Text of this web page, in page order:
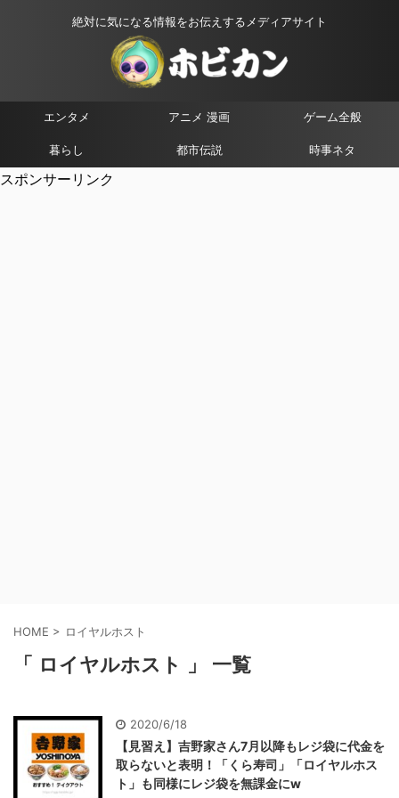
絶対に気になる情報をお伝えするメディアサイト
エンタメ アニメ 漫画 ゲーム全般
暮らし 都市伝説 時事ネタ
スポンサーリンク
HOME > ロイヤルホスト
「 ロイヤルホスト 」 一覧
2020/6/18
【見習え】吉野家さん7月以降もレジ袋に代金を
取らないと表明！「くら寿司」「ロイヤルホス
ト」も同様にレジ袋を無課金にw